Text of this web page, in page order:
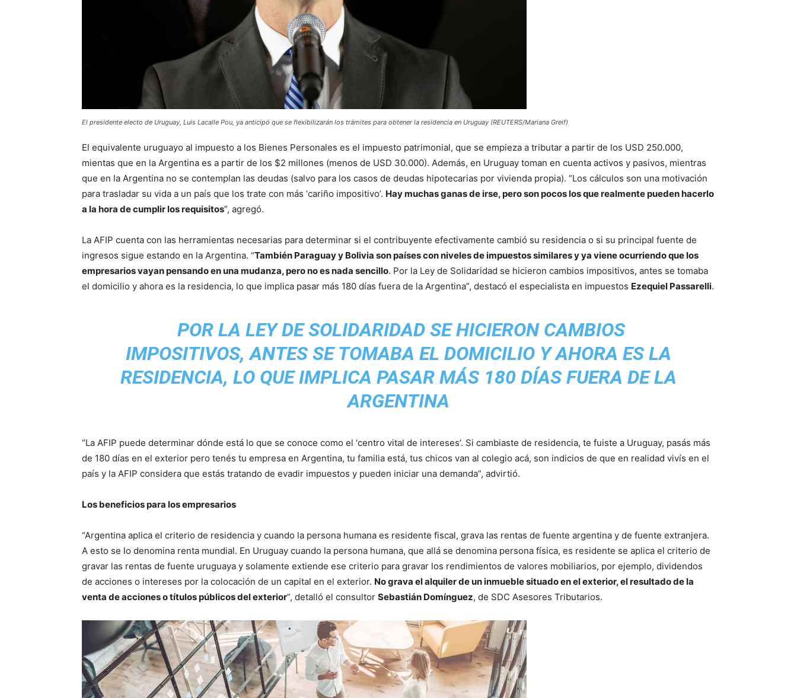
El presidente electo de Uruguay, Luis Lacalle Pou, ya anticipó que se flexibilizarán los trámites para obtener la residencia en Uruguay (REUTERS/Mariana Greif)
El equivalente uruguayo al impuesto a los Bienes Personales es el impuesto patrimonial, que se empieza a tributar a partir de los USD 250.000,
mientas que en la Argentina es a partir de los $2 millones (menos de USD 30.000). Además, en Uruguay toman en cuenta activos y pasivos, mientras
que en la Argentina no se contemplan las deudas (salvo para los casos de deudas hipotecarias por vivienda propia). “Los cálculos son una motivación
para trasladar su vida a un país que los trate con más ‘cariño impositivo’. Hay muchas ganas de irse, pero son pocos los que realmente pueden hacerlo
a la hora de cumplir los requisitos”, agregó.
La AFIP cuenta con las herramientas necesarias para determinar si el contribuyente efectivamente cambió su residencia o si su principal fuente de
ingresos sigue estando en la Argentina. “También Paraguay y Bolivia son países con niveles de impuestos similares y ya viene ocurriendo que los
empresarios vayan pensando en una mudanza, pero no es nada sencillo. Por la Ley de Solidaridad se hicieron cambios impositivos, antes se tomaba
el domicilio y ahora es la residencia, lo que implica pasar más 180 días fuera de la Argentina”, destacó el especialista en impuestos Ezequiel Passarelli.
POR LA LEY DE SOLIDARIDAD SE HICIERON CAMBIOS
IMPOSITIVOS, ANTES SE TOMABA EL DOMICILIO Y AHORA ES LA
RESIDENCIA, LO QUE IMPLICA PASAR MÁS 180 DÍAS FUERA DE LA
ARGENTINA
“La AFIP puede determinar dónde está lo que se conoce como el ‘centro vital de intereses’. Si cambiaste de residencia, te fuiste a Uruguay, pasás más
de 180 días en el exterior pero tenés tu empresa en Argentina, tu familia está, tus chicos van al colegio acá, son indicios de que en realidad vivís en el
país y la AFIP considera que estás tratando de evadir impuestos y pueden iniciar una demanda”, advirtió.
Los beneficios para los empresarios
“Argentina aplica el criterio de residencia y cuando la persona humana es residente fiscal, grava las rentas de fuente argentina y de fuente extranjera.
A esto se lo denomina renta mundial. En Uruguay cuando la persona humana, que allá se denomina persona física, es residente se aplica el criterio de
gravar las rentas de fuente uruguaya y solamente extiende ese criterio para gravar los rendimientos de valores mobiliarios, por ejemplo, dividendos
de acciones o intereses por la colocación de un capital en el exterior. No grava el alquiler de un inmueble situado en el exterior, el resultado de la
venta de acciones o títulos públicos del exterior”, detalló el consultor Sebastián Domínguez, de SDC Asesores Tributarios.